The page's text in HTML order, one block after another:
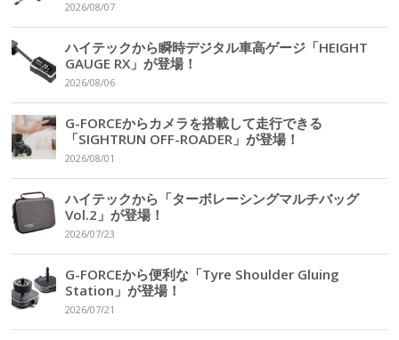
2026/08/07
ハイテックから瞬時デジタル車高ゲージ「HEIGHT
GAUGE RX」が登場！
2026/08/06
G-FORCEからカメラを搭載して走行できる
「SIGHTRUN OFF-ROADER」が登場！
2026/08/01
ハイテックから「ターボレーシングマルチバッグ
Vol.2」が登場！
2026/07/23
G-FORCEから便利な「Tyre Shoulder Gluing
Station」が登場！
2026/07/21